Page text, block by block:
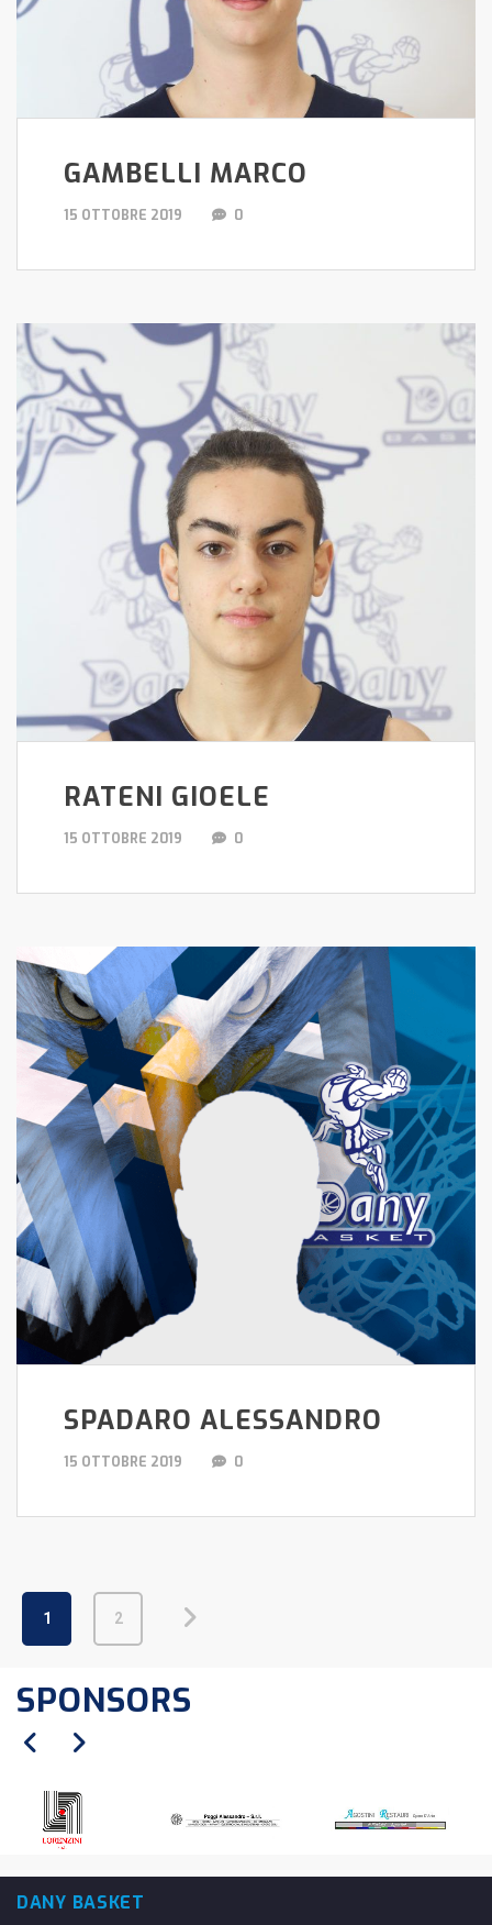
GAMBELLI MARCO
15 OTTOBRE 2019 0
RATENI GIOELE
15 OTTOBRE 2019 0
SPADARO ALESSANDRO
15 OTTOBRE 2019 0
1 2
SPONSORS
DANY BASKET